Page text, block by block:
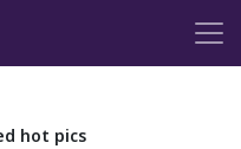
hot pics